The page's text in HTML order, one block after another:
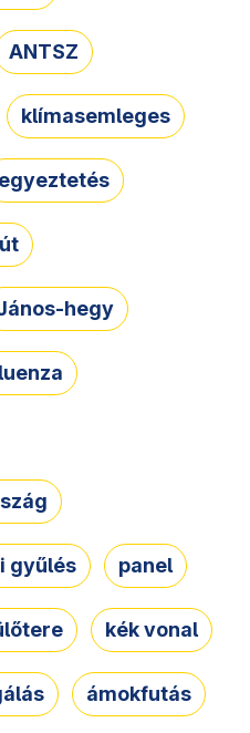
ANTSZ
klímasemleges
egyeztetés
hegy
gyűlés panel
kék vonal
ámokfutás